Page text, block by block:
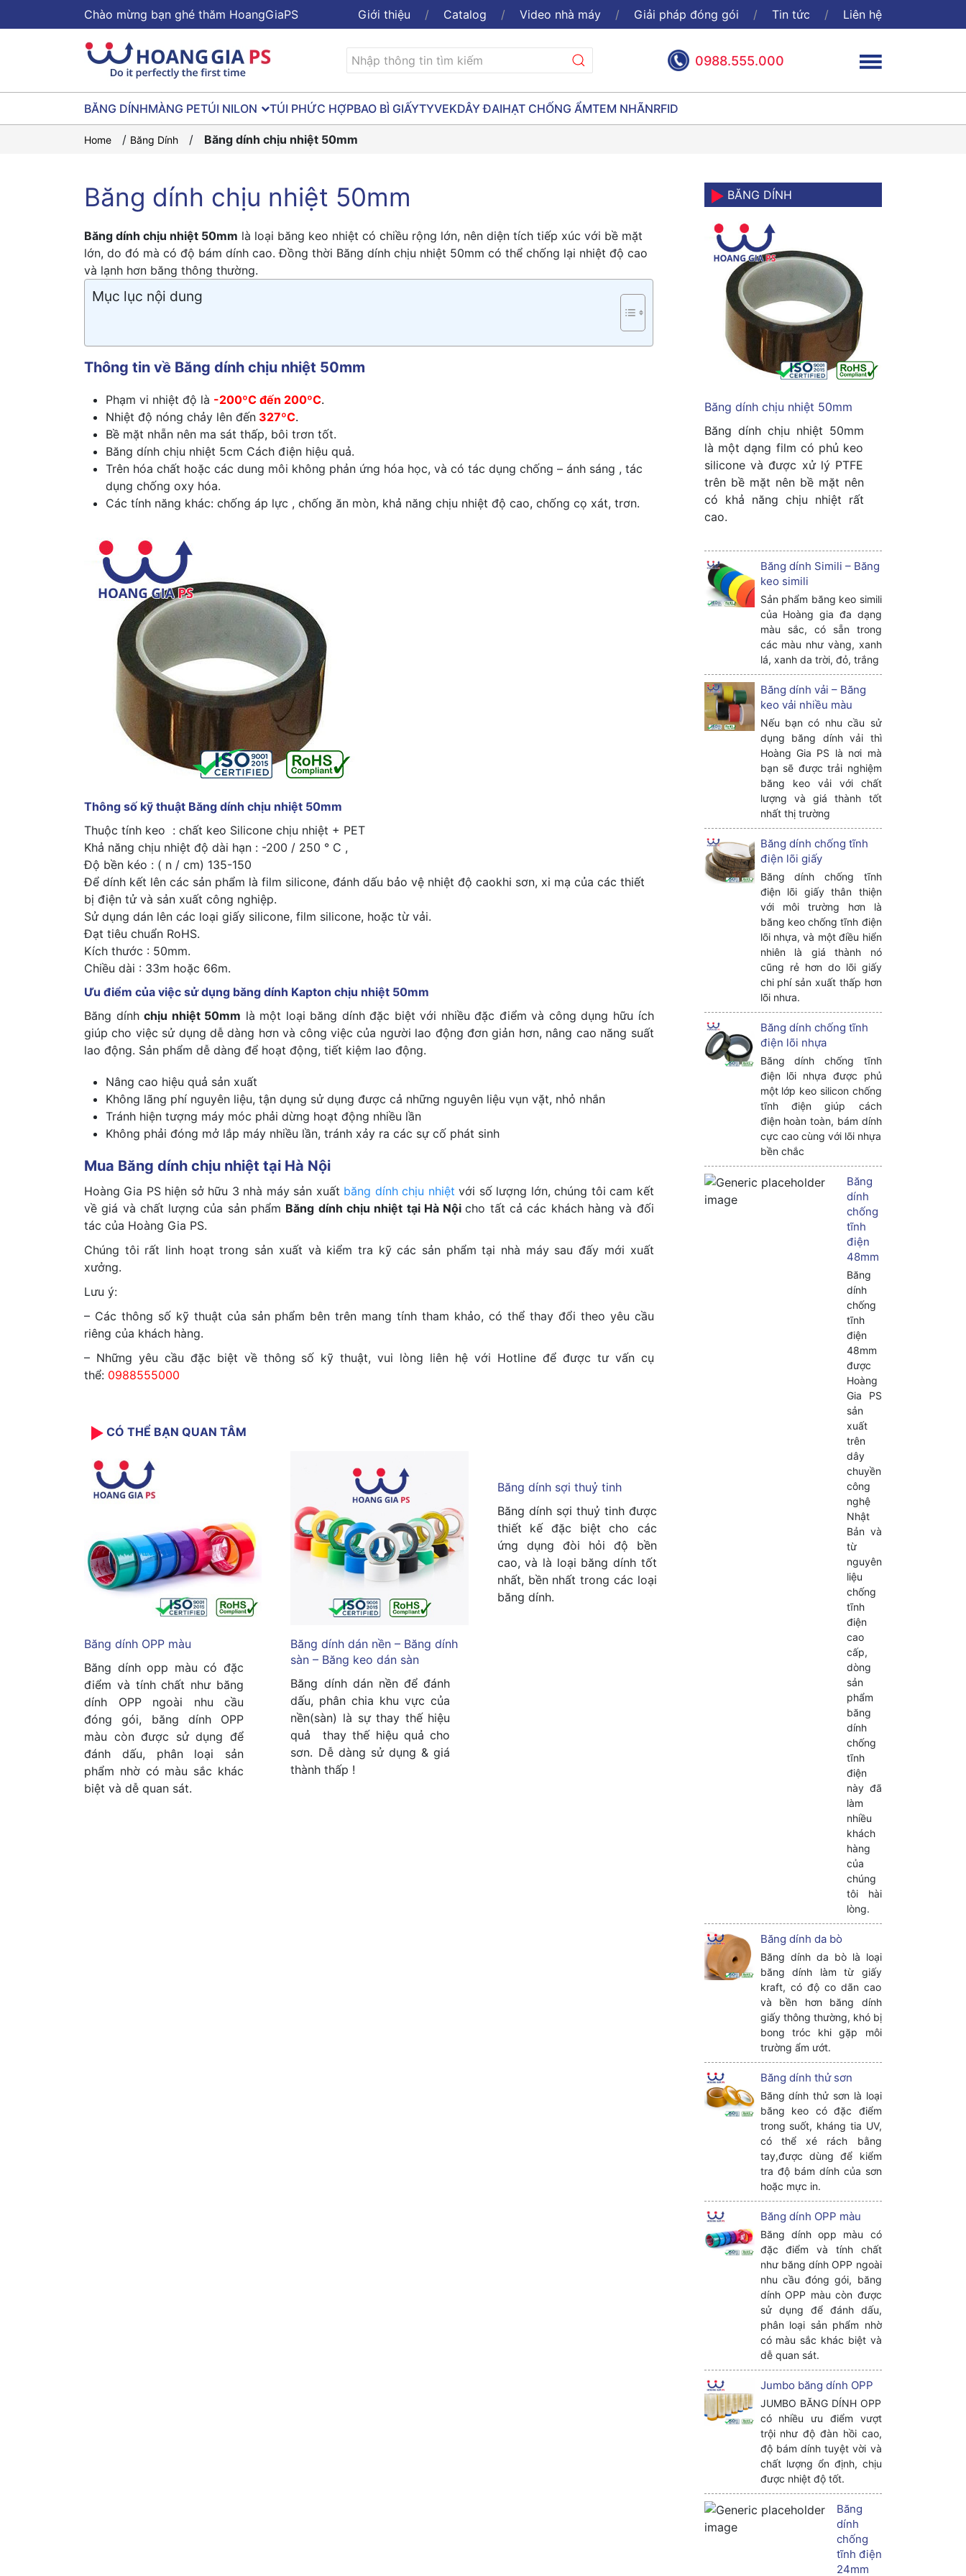
Chào mừng bạn ghé thăm HoangGiaPS Giới thiệu Catalog Video nhà máy Giải pháp đóng gói Tin tức Liên hệ
0988.555.000
BĂNG DÍNHMÀNG PETÚI NILON TÚI PHỨC HỢPBAO BÌ GIẤYTYVEKDÂY ĐAIHẠT CHỐNG ẨMTEM NHÃNRFID
Home / Băng Dính / Băng dính chịu nhiệt 50mm
Băng dính chịu nhiệt 50mm
Băng dính chịu nhiệt 50mm là loại băng keo nhiệt có chiều rộng lớn, nên diện tích tiếp xúc với bề mặt
lớn, do đó mà có độ bám dính cao. Đồng thời Băng dính chịu nhiệt 50mm có thể chống lại nhiệt độ cao
và lạnh hơn băng thông thường.
Mục lục nội dung
Thông tin về Băng dính chịu nhiệt 50mm
Phạm vi nhiệt độ là -200ºC đến 200ºC.
Nhiệt độ nóng chảy lên đến 327ºC.
Bề mặt nhẵn nên ma sát thấp, bôi trơn tốt.
Băng dính chịu nhiệt 5cm Cách điện hiệu quả.
Trên hóa chất hoặc các dung môi không phản ứng hóa học, và có tác dụng chống – ánh sáng , tác
dụng chống oxy hóa.
Các tính năng khác: chống áp lực , chống ăn mòn, khả năng chịu nhiệt độ cao, chống cọ xát, trơn.
Thông số kỹ thuật Băng dính chịu nhiệt 50mm
Thuộc tính keo : chất keo Silicone chịu nhiệt + PET
Khả năng chịu nhiệt độ dài hạn : -200 / 250 ° C ,
Độ bền kéo : ( n / cm) 135-150
Để dính kết lên các sản phẩm là film silicone, đánh dấu bảo vệ nhiệt độ caokhi sơn, xi mạ của các thiết
bị điện tử và sản xuất công nghiệp.
Sử dụng dán lên các loại giấy silicone, film silicone, hoặc từ vải.
Đạt tiêu chuẩn RoHS.
Kích thước : 50mm.
Chiều dài : 33m hoặc 66m.
Ưu điểm của việc sử dụng băng dính Kapton chịu nhiệt 50mm
Băng dínhchịu nhiệt 50mm là một loại băng dính đặc biệt với nhiều đặc điểm và công dụng hữu ích
giúp cho việc sử dụng dễ dàng hơn và công việc của người lao động đơn giản hơn, nâng cao năng suất
lao động. Sản phẩm dễ dàng để hoạt động, tiết kiệm lao động.
Nâng cao hiệu quả sản xuất
Không lãng phí nguyên liệu, tận dụng sử dụng được cả những nguyên liệu vụn vặt, nhỏ nhắn
Tránh hiện tượng máy móc phải dừng hoạt động nhiều lần
Không phải đóng mở lắp máy nhiều lần, tránh xảy ra các sự cố phát sinh
Mua Băng dính chịu nhiệt tại Hà Nội
Hoàng Gia PS hiện sở hữu 3 nhà máy sản xuất băng dính chịu nhiệt với số lượng lớn, chúng tôi cam kết
về giá và chất lượng của sản phẩm Băng dính chịu nhiệt tại Hà Nộicho tất cả các khách hàng và đối
tác của Hoàng Gia PS.
Chúng tôi rất linh hoạt trong sản xuất và kiểm tra kỹ các sản phẩm tại nhà máy sau đấy mới xuất
xưởng.
Lưu ý:
– Các thông số kỹ thuật của sản phẩm bên trên mang tính tham khảo, có thể thay đổi theo yêu cầu
riêng của khách hàng.
– Những yêu cầu đặc biệt về thông số kỹ thuật, vui lòng liên hệ với Hotline để được tư vấn cụ
thể: 0988555000
CÓ THỂ BẠN QUAN TÂM
Băng dính OPP màu
Băng dính opp màu có đặc
điểm và tính chất như băng
dính OPP ngoài nhu cầu
đóng gói, băng dính OPP
màu còn được sử dụng để
đánh dấu, phân loại sản
phẩm nhờ có màu sắc khác
biệt và dễ quan sát.
Băng dính dán nền – Băng dính
sàn – Băng keo dán sàn
Băng dính dán nền để đánh
dấu, phân chia khu vực của
nền(sàn) là sự thay thế hiệu
quả thay thế hiệu quả cho
sơn. Dễ dàng sử dụng & giá
thành thấp !
Băng dính sợi thuỷ tinh
Băng dính sợi thuỷ tinh được
thiết kế đặc biệt cho các
ứng dụng đòi hỏi độ bền
cao, và là loại băng dính tốt
nhất, bền nhất trong các loại
băng dính.
BĂNG DÍNH
Băng dính chịu nhiệt 50mm
Băng dính chịu nhiệt 50mm
là một dạng film có phủ keo
silicone và được xử lý PTFE
trên bề mặt nên bề mặt nên
có khả năng chịu nhiệt rất
cao.
Băng dính Simili – Băng
keo simili
Sản phẩm băng keo simili
của Hoàng gia đa dạng
màu sắc, có sẵn trong
các màu như vàng, xanh
lá, xanh da trời, đỏ, trắng
Băng dính vải – Băng
keo vải nhiều màu
Nếu bạn có nhu cầu sử
dụng băng dính vải thì
Hoàng Gia PS là nơi mà
bạn sẽ được trải nghiệm
băng keo vải với chất
lượng và giá thành tốt
nhất thị trường
Băng dính chống tĩnh
điện lõi giấy
Băng dính chống tĩnh
điện lõi giấy thân thiện
với môi trường hơn là
băng keo chống tĩnh điện
lõi nhựa, và một điều hiển
nhiên là giá thành nó
cũng rẻ hơn do lõi giấy
chi phí sản xuất thấp hơn
lõi nhưa.
Băng dính chống tĩnh
điện lõi nhựa
Băng dính chống tĩnh
điện lõi nhựa được phủ
một lớp keo silicon chống
tĩnh điện giúp cách
điện hoàn toàn, bám dính
cực cao cùng với lõi nhựa
bền chắc
Băng
dính
chống
tĩnh
điện
48mm
Băng
dính
chống
tĩnh
điện
48mm
được
Hoàng
Gia PS
sản
xuất
trên
dây
chuyền
công
nghệ
Nhật
Bản và
từ
nguyên
liệu
chống
tĩnh
điện
cao
cấp,
dòng
sản
phẩm
băng
dính
chống
tĩnh
điện
này đã
làm
nhiều
khách
hàng
của
chúng
tôi hài
lòng.
Băng dính da bò
Băng dính da bò là loại
băng dính làm từ giấy
kraft, có độ co dãn cao
và bền hơn băng dính
giấy thông thường, khó bị
bong tróc khi gặp môi
trường ẩm ướt.
Băng dính thử sơn
Băng dính thử sơn là loại
băng keo có đặc điểm
trong suốt, kháng tia UV,
có thể xé rách bằng
tay,được dùng để kiểm
tra độ bám dính của sơn
hoặc mực in.
Băng dính OPP màu
Băng dính opp màu có
đặc điểm và tính chất
như băng dính OPP ngoài
nhu cầu đóng gói, băng
dính OPP màu còn được
sử dụng để đánh dấu,
phân loại sản phẩm nhờ
có màu sắc khác biệt và
dễ quan sát.
Jumbo băng dính OPP
JUMBO BĂNG DÍNH OPP
có nhiều ưu điểm vượt
trội như độ đàn hồi cao,
độ bám dính tuyệt vời và
chất lượng ổn định, chịu
được nhiệt độ tốt.
Băng
dính
chống
tĩnh điện
24mm